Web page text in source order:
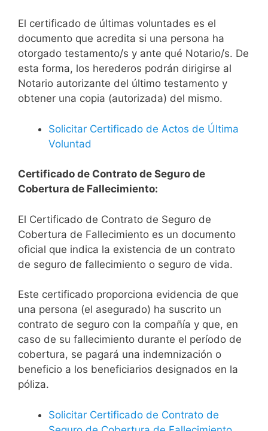
El certificado de últimas voluntades es el
documento que acredita si una persona ha
otorgado testamento/s y ante qué Notario/s. De
esta forma, los herederos podrán dirigirse al
Notario autorizante del último testamento y
obtener una copia (autorizada) del mismo.
Solicitar Certificado de Actos de Última
Voluntad
Certificado de Contrato de Seguro de
Cobertura de Fallecimiento:
El Certificado de Contrato de Seguro de
Cobertura de Fallecimiento es un documento
oficial que indica la existencia de un contrato
de seguro de fallecimiento o seguro de vida.
Este certificado proporciona evidencia de que
una persona (el asegurado) ha suscrito un
contrato de seguro con la compañía y que, en
caso de su fallecimiento durante el período de
cobertura, se pagará una indemnización o
beneficio a los beneficiarios designados en la
póliza.
Solicitar Certificado de Contrato de